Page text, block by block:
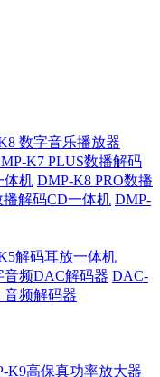
数字音乐播放器
K7 PLUS数播解码
体机 DMP-K8 PRO数播
解码CD一体机 DMP-
解码耳放一体机
音频DAC解码器 DAC-
频解码器
K9高保真功率放大器